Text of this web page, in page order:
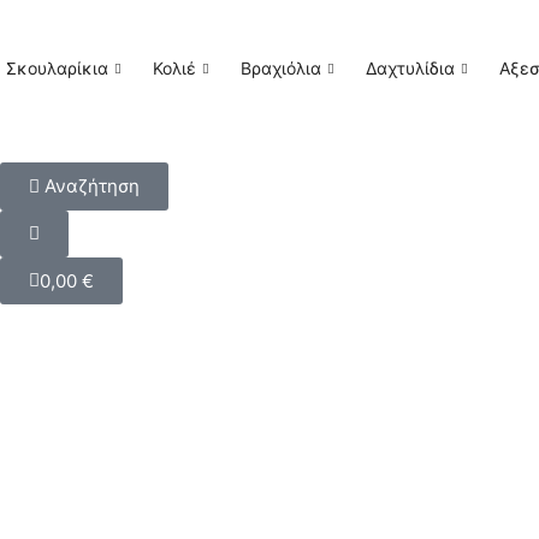
Σκουλαρίκια Κολιέ Βραχιόλια Δαχτυλίδια
Αναζήτηση
0,00 €